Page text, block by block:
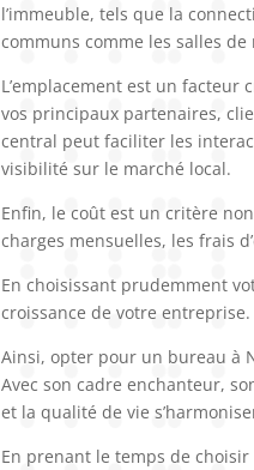
l’immeuble, tels que la
communs comme les salles
L’emplacement est un facteur
vos principaux partenaires,
central peut faciliter les
visibilité sur le marché local.
Enfin, le coût est un critère
charges mensuelles, les frais
En choisissant prudemment
croissance de votre entreprise.
Ainsi, opter pour un bureau à
Avec son cadre enchanteur,
et la qualité de vie
En prenant le temps de